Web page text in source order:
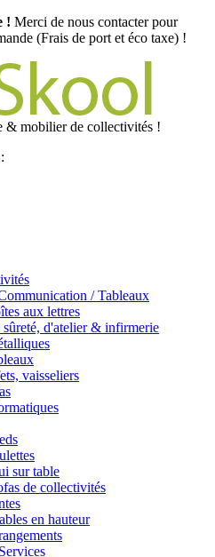
! Merci de nous contacter pour
(Frais de port et éco taxe) !
& mobilier de collectivités !
/ Tableaux
aux lettres
sûreté, d'atelier & infirmerie
vaisseliers
sur table
de collectivités
en hauteur